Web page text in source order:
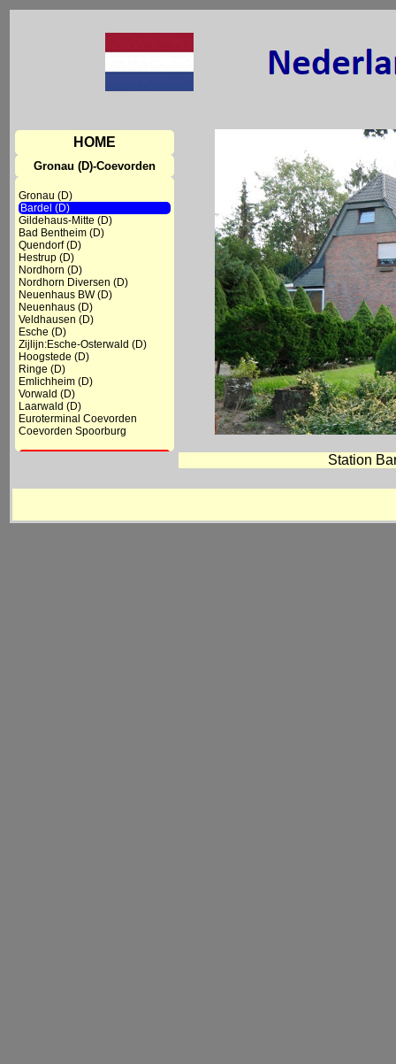
HOME
Gronau (D)-Coevorden
Gronau (D)
Bardel (D)
Gildehaus-Mitte (D)
Bad Bentheim (D)
Quendorf (D)
Hestrup (D)
Nordhorn (D)
Nordhorn Diversen (D)
Neuenhaus BW (D)
Neuenhaus (D)
Veldhausen (D)
Esche (D)
Zijlijn:Esche-Osterwald (D)
Hoogstede (D)
Ringe (D)
Emlichheim (D)
Vorwald (D)
Laarwald (D)
Euroterminal Coevorden
Coevorden Spoorburg
Station